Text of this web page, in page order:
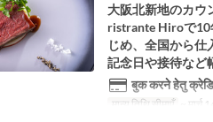
大阪北新地のカウ
ristrante Hiroで10
じめ、全国から仕
記念日や接待など
बुक करने हेतु
मान्य तिथि सीमाएँ ~ मार्च